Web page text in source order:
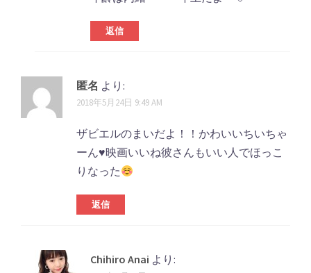
返信
匿名 より:
2018年5月24日 9:49 AM
ザビエルのまいだよ！！かわいいちいちゃ
ーん♥️映画いいね彼さんもいい人でほっこ
りなった
返信
Chihiro Anai より: